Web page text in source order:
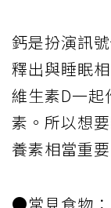
鈣是扮演訊
釋出與睡眠
維生素D一
素。所以想
養素相當重要